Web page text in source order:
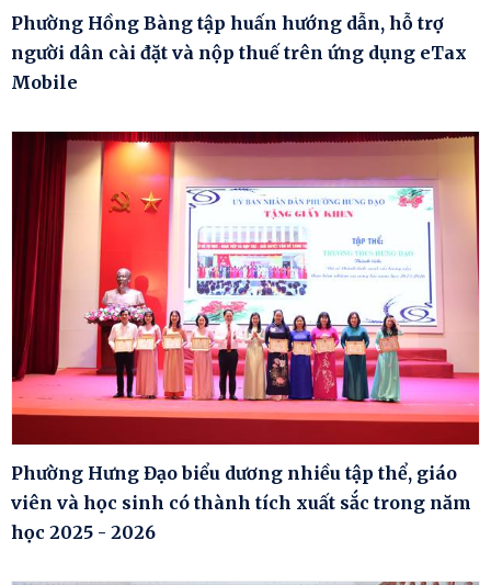
Phường Hồng Bàng tập huấn hướng dẫn, hỗ trợ
người dân cài đặt và nộp thuế trên ứng dụng eTax
Mobile
Phường Hưng Đạo biểu dương nhiều tập thể, giáo
viên và học sinh có thành tích xuất sắc trong năm
học 2025 - 2026